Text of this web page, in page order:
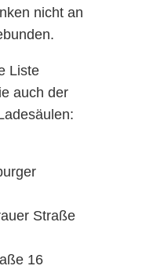
nicht an
Liste
auch der
Straße
16